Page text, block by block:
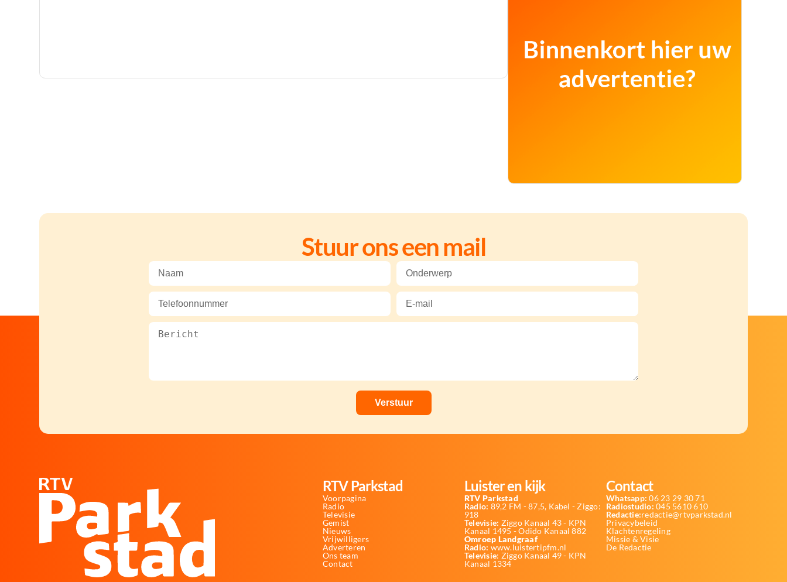
Stuur ons een mail
RTV Parkstad
Voorpagina
Radio
Televisie
Gemist
Nieuws
Vrijwilligers
Adverteren
Ons team
Contact
Luister en kijk
RTV Parkstad
Radio: 89,2 FM - 87,5, Kabel - Ziggo:
918
Televisie: Ziggo Kanaal 43 - KPN
Kanaal 1495 - Odido Kanaal 882
Omroep Landgraaf
Radio: www.luistertipfm.nl
Televisie: Ziggo Kanaal 49 - KPN
Kanaal 1334
Contact
Whatsapp: 06 23 29 30 71
Radiostudio: 045 5610 610
Redactie:redactie@rtvparkstad.nl
Privacybeleid
Klachtenregeling
Missie & Visie
De Redactie